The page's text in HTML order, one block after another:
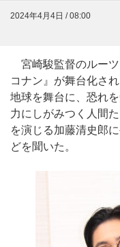
2024年4月4日 / 08:00
宮崎駿監督のルー
コナン』が舞台化さ
地球を舞台に、恐れ
力にしがみつく人間
を演じる加藤清史郎
どを聞いた。